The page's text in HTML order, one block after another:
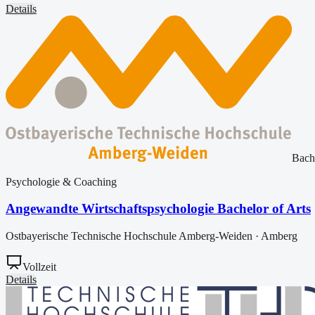
Details
Psychologie & Coaching
Angewandte Wirtschaftspsychologie Bachelor of Arts
Ostbayerische Technische Hochschule Amberg-Weiden · Amberg
Vollzeit
Details